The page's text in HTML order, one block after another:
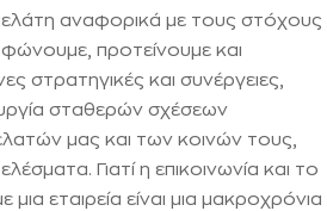
αναφορικά με τους στόχους
προτείνουμε και
στρατηγικές και συνέργειες,
σταθερών σχέσεων
μας και των κοινών τους,
Γιατί η επικοινωνία και το
εταιρεία είναι μια μακροχρόνια